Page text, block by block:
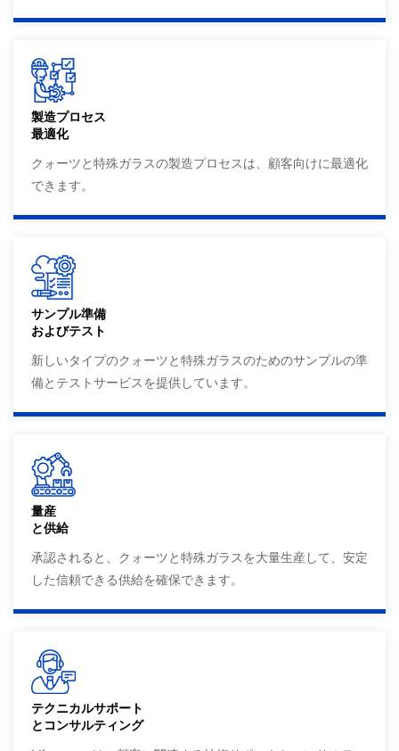
製造プロセス
最適化
クォーツと特殊ガラスの製造プロセスは、顧客向けに最適化
できます。
サンプル準備
およびテスト
新しいタイプのクォーツと特殊ガラスのためのサンプルの準
備とテストサービスを提供しています。
量産
と供給
承認されると、クォーツと特殊ガラスを大量生産して、安定
した信頼できる供給を確保できます。
テクニカルサポート
とコンサルティング